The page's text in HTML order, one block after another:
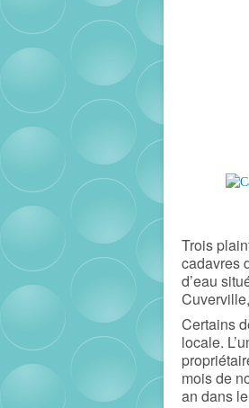
Trois
cadavres
d’eau
Certains
locale.
mois de
an dans